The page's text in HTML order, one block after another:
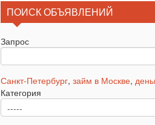
ПОИСК ОБЪЯВЛЕНИЙ
Запрос
Санкт-Петербург, займ в Москве,
Категория